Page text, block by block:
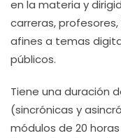
en la materia y
carreras,
afines a temas
públicos.
Tiene una duración
(sincrónicas y
módulos de 20